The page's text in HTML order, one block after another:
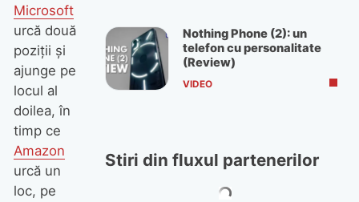
Microsoft
urcă două
poziții și
ajunge pe
locul al
doilea, în
timp ce
Amazon
urcă un
loc, pe
Nothing Phone (2): un
telefon cu personalitate
(Review)
VIDEO
Stiri din fluxul partenerilor